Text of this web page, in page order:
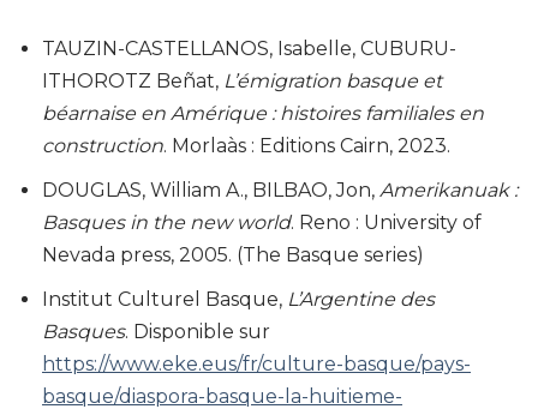
TAUZIN-CASTELLANOS, Isabelle, CUBURU-
ITHOROTZ Beñat, L’émigration basque et
béarnaise en Amérique : histoires familiales en
construction. Morlaàs : Editions Cairn, 2023.
DOUGLAS, William A., BILBAO, Jon, Amerikanuak :
Basques in the new world. Reno : University of
Nevada press, 2005. (The Basque series)
Institut Culturel Basque, L’Argentine des
Basques. Disponible sur
https://www.eke.eus/fr/culture-basque/pays-
basque/diaspora-basque-la-huitieme-